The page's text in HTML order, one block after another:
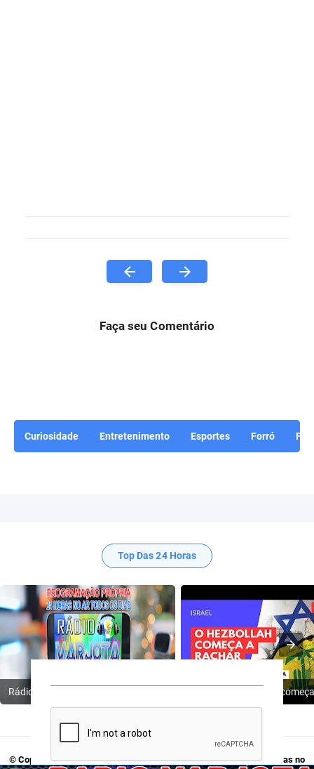
Faça seu Comentário
Curiosidade Entretenimento Esportes Forró
Top Das 24 Horas
© Copyright 2009-2024Rádio Varjota - Programação Própria, 24 Horas no